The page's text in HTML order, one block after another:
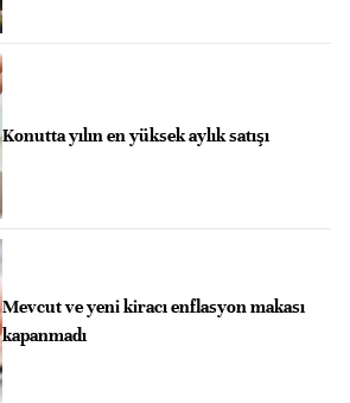
Konutta yılın en yüksek aylık satışı
Mevcut ve yeni kiracı enflasyon makası
kapanmadı